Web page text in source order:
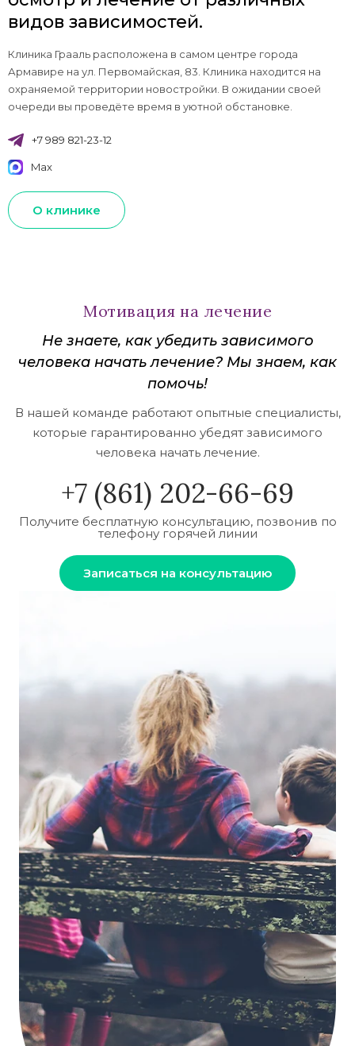
видов зависимостей.
Клиника Грааль расположена в самом центре города
Армавире на ул. Первомайская, 83. Клиника находится на
охраняемой территории новостройки. В ожидании своей
очереди вы проведёте время в уютной обстановке.
+7 989 821-23-12
Max
О клинике
Мотивация на лечение
Не знаете, как убедить зависимого
человека начать лечение? Мы знаем, как
помочь!
В нашей команде работают опытные специалисты,
которые гарантированно убедят зависимого
человека начать лечение.
+7 (861) 202-66-69
Получите бесплатную консультацию, позвонив по
телефону горячей линии
Записаться на консультацию